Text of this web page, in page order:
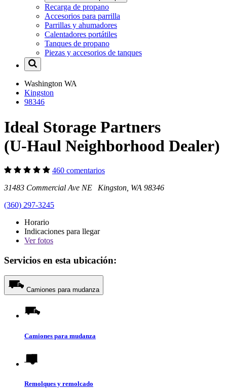
Recarga de propano
Accesorios para parrilla
Parrillas y ahumadores
Calentadores portátiles
Tanques de propano
Piezas y accesorios de tanques
Washington WA
Kingston
98346
Ideal Storage Partners
(U-Haul Neighborhood Dealer)
460 comentarios
31483 Commercial Ave NE Kingston, WA 98346
(360) 297-3245
Horario
Indicaciones para llegar
Verfotos
Servicios en esta ubicación:
Camiones para mudanza
Camiones para mudanza
Remolques y remolcado